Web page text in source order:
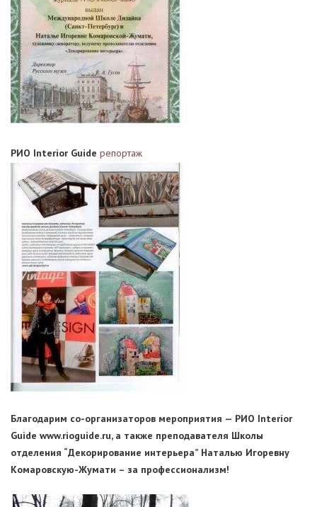
РИО Interior Guide репортаж
Благодарим со-организаторов мероприятия — РИО Interior
Guide www.rioguide.ru, а также преподавателя Школы
отделения “Декорирование интерьера” Наталью Игоревну
Комаровскую-Жумати – за профессионализм!